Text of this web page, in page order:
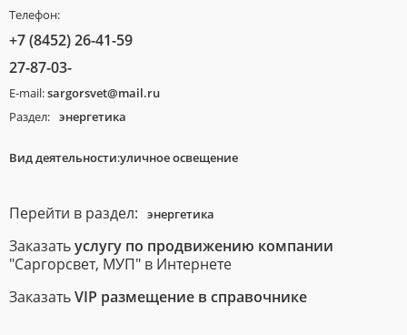
Телефон:
+7 (8452) 26-41-59
27-87-03-
E-mail:sargorsvet@mail.ru
Раздел: энергетика
Вид деятельности:уличное освещение
Перейти в раздел: энергетика
Заказатьуслугу по продвижению компании
"Саргорсвет, МУП" в Интернете
ЗаказатьVIP размещение в справочнике